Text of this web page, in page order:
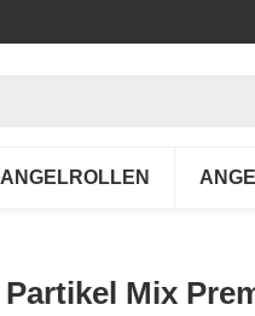
ANGELROLLEN
Partikel Mix